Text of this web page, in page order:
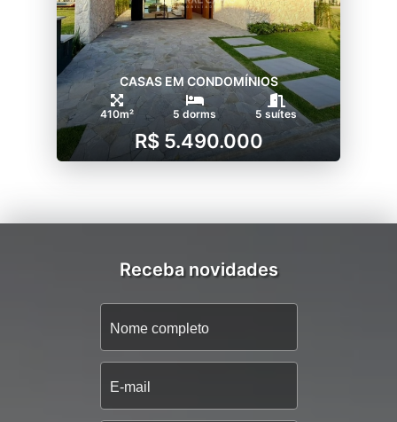
CASAS EM CONDOMÍNIOS
410m² 5 dorms 5 suítes
R$ 5.490.000
Receba novidades